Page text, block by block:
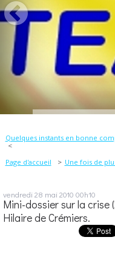
Quelques instants en bonne
Page d'accueil Une fois de
vendredi 28 mai 2010 00h10
Mini-dossier sur la crise
Hilaire de Crémiers.